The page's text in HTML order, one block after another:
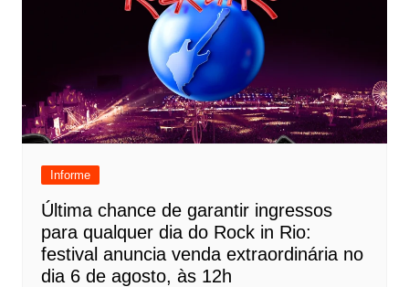
Informe
Última chance de garantir ingressos
para qualquer dia do Rock in Rio:
festival anuncia venda extraordinária no
dia 6 de agosto, às 12h